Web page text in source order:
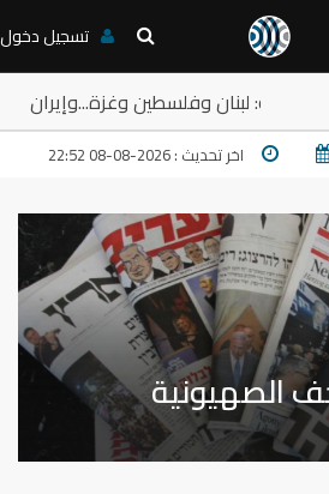
تسجيل دخول
لبنان وفلسطين وغزة...وإيران
اخر تحديث : 2026-08-08 22:52
الصهيونية